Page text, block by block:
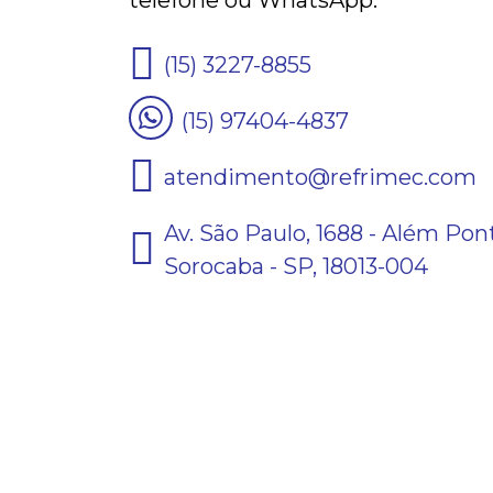
(15) 3227-8855
(15) 97404-4837
atendimento@refrimec.com
Av. São Paulo, 1688 - Além
Sorocaba - SP, 18013-004